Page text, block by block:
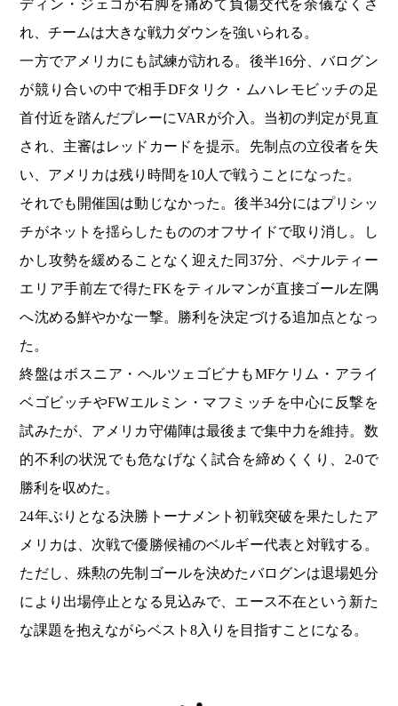
ディン・ジェコが右脚を痛めて負傷交代を余儀なくさ
れ、チームは大きな戦力ダウンを強いられる。
一方でアメリカにも試練が訪れる。後半16分、バログン
が競り合いの中で相手DFタリク・ムハレモビッチの足
首付近を踏んだプレーにVARが介入。当初の判定が見直
され、主審はレッドカードを提示。先制点の立役者を失
い、アメリカは残り時間を10人で戦うことになった。
それでも開催国は動じなかった。後半34分にはプリシッ
チがネットを揺らしたもののオフサイドで取り消し。し
かし攻勢を緩めることなく迎えた同37分、ペナルティー
エリア手前左で得たFKをティルマンが直接ゴール左隅
へ沈める鮮やかな一撃。勝利を決定づける追加点となっ
た。
終盤はボスニア・ヘルツェゴビナもMFケリム・アライ
ベゴビッチやFWエルミン・マフミッチを中心に反撃を
試みたが、アメリカ守備陣は最後まで集中力を維持。数
的不利の状況でも危なげなく試合を締めくくり、2-0で
勝利を収めた。
24年ぶりとなる決勝トーナメント初戦突破を果たしたア
メリカは、次戦で優勝候補のベルギー代表と対戦する。
ただし、殊勲の先制ゴールを決めたバログンは退場処分
により出場停止となる見込みで、エース不在という新た
な課題を抱えながらベスト8入りを目指すことになる。